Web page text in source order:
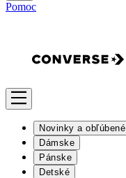
Pomoc
Novinky a obľúbené
Dámske
Pánske
Detské